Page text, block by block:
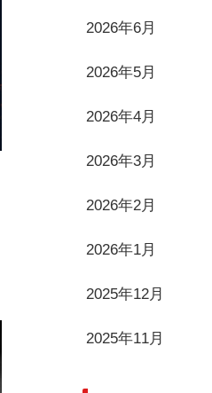
2026年6月
2026年5月
2026年4月
2026年3月
2026年2月
2026年1月
2025年12月
2025年11月